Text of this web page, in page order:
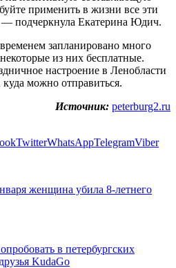
применить в жизни все эти
подчеркнула Екатерина Юдич.
запланировано много
из них бесплатные.
настроение в Ленобласти
можно отправиться.
Источник: peterburg2.ru
TwitterWhatsAppTelegramViber
женщина убила 8-летнего
в петербургских
KudaGo